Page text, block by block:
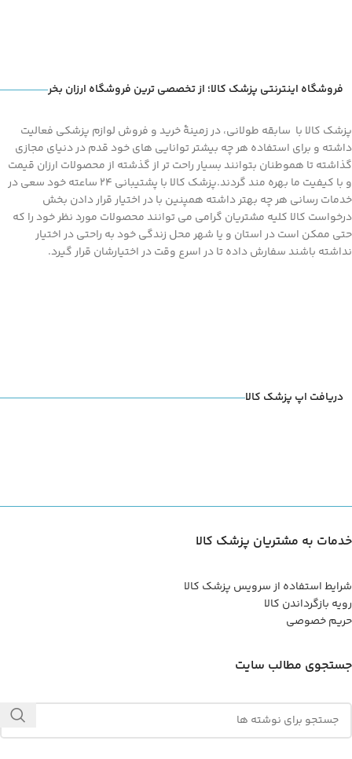
فروشگاه اینترنتی پزشک کالا؛ از تخصصی ترین فروشگاه ارزان بخر
پزشک کالا با سابقه طولانی، در زمینۀ خرید و فروش لوازم پزشکی فعالیت
داشته و برای استفاده هر چه بیشتر توانایی های خود قدم در دنیای مجازی
گذاشته تا هموطنان بتوانند بسیار راحت تر از گذشته از محصولات ارزان قیمت
و با کیفیت ما بهره مند گردند.پزشک کالا با پشتیبانی 24 ساعته خود سعی در
خدمات رسانی هر چه بهتر داشته همپنین با در اختیار قرار دادن بخش
درخواست کالا کلیه مشتریان گرامی می توانند محصولات مورد نظر خود را که
حتی ممکن است در استان و یا شهر محل زندگی خود به راحتی در اختیار
نداشته باشند سفارش داده تا در اسرع وقت در اختیارشان قرار گیرد.
دریافت اپ پزشک کالا
خدمات به مشتریان پزشک کالا
شرایط استفاده از سرویس پزشک کالا
رویه بازگرداندن کالا
حریم خصوصی
جستجوی مطالب سایت